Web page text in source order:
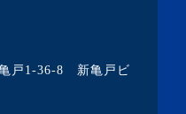
戸1-36-8 新亀戸ビ